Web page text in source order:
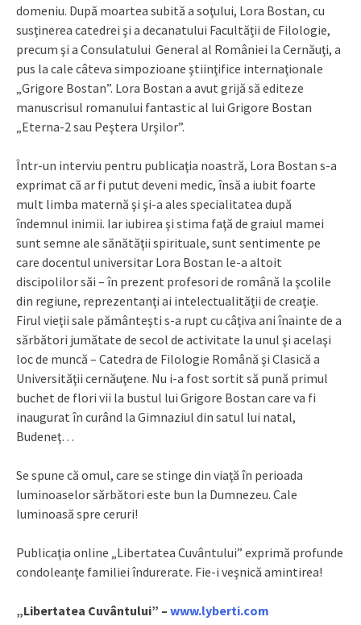
domeniu. După moartea subită a soţului, Lora Bostan, cu
susţinerea catedrei şi a decanatului Facultăţii de Filologie,
precum şi a Consulatului General al României la Cernăuţi, a
pus la cale câteva simpozioane ştiinţifice internaţionale
„Grigore Bostan”. Lora Bostan a avut grijă să editeze
manuscrisul romanului fantastic al lui Grigore Bostan
„Eterna-2 sau Peştera Urşilor”.
Într-un interviu pentru publicaţia noastră, Lora Bostan s-a
exprimat că ar fi putut deveni medic, însă a iubit foarte
mult limba maternă şi şi-a ales specialitatea după
îndemnul inimii. Iar iubirea şi stima faţă de graiul mamei
sunt semne ale sănătăţii spirituale, sunt sentimente pe
care docentul universitar Lora Bostan le-a altoit
discipolilor săi – în prezent profesori de română la şcolile
din regiune, reprezentanţi ai intelectualităţii de creaţie.
Firul vieţii sale pământeşti s-a rupt cu câţiva ani înainte de a
sărbători jumătate de secol de activitate la unul şi acelaşi
loc de muncă – Catedra de Filologie Română şi Clasică a
Universităţii cernăuţene. Nu i-a fost sortit să pună primul
buchet de flori vii la bustul lui Grigore Bostan care va fi
inaugurat în curând la Gimnaziul din satul lui natal,
Budeneţ…
Se spune că omul, care se stinge din viaţă în perioada
luminoaselor sărbători este bun la Dumnezeu. Cale
luminoasă spre ceruri!
Publicaţia online „Libertatea Cuvântului” exprimă profunde
condoleanţe familiei îndurerate. Fie-i veşnică amintirea!
„Libertatea Cuvântului” – www.lyberti.com